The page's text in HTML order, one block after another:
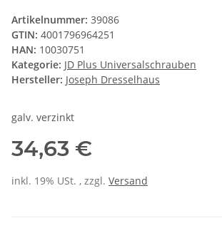
Artikelnummer: 39086
GTIN: 4001796964251
HAN: 10030751
Kategorie: JD Plus Universalschrauben
Hersteller: Joseph Dresselhaus
galv. verzinkt
34,63 €
inkl. 19% USt. , zzgl. Versand